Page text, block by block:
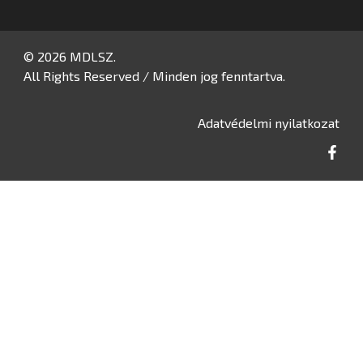
© 2026 MDLSZ.
All Rights Reserved / Minden jog fenntartva.
Adatvédelmi nyilatkozat